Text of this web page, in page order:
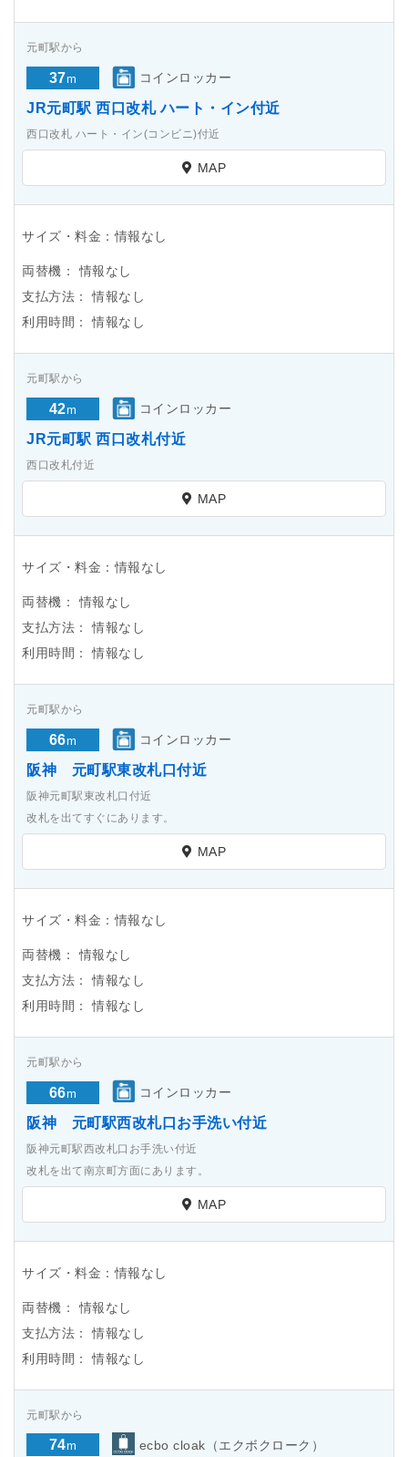
元町駅から
37m コインロッカー
JR元町駅 西口改札 ハート・イン付近
西口改札 ハート・イン(コンビニ)付近
MAP
サイズ・料金：情報なし
両替機：
情報なし
支払方法：
情報なし
利用時間：
情報なし
元町駅から
42m コインロッカー
JR元町駅 西口改札付近
西口改札付近
MAP
サイズ・料金：情報なし
両替機：
情報なし
支払方法：
情報なし
利用時間：
情報なし
元町駅から
66m コインロッカー
阪神 元町駅東改札口付近
阪神元町駅東改札口付近
改札を出てすぐにあります。
MAP
サイズ・料金：情報なし
両替機：
情報なし
支払方法：
情報なし
利用時間：
情報なし
元町駅から
66m コインロッカー
阪神 元町駅西改札口お手洗い付近
阪神元町駅西改札口お手洗い付近
改札を出て南京町方面にあります。
MAP
サイズ・料金：情報なし
両替機：
情報なし
支払方法：
情報なし
利用時間：
情報なし
元町駅から
74m ecbo cloak（エクボクローク）